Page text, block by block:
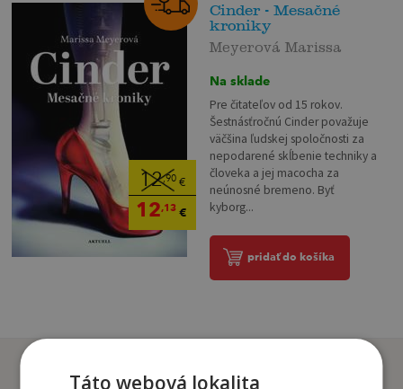
12,90 €
12,13 €
Cinder - Mesačné
kroniky
Meyerová Marissa
Na sklade
Pre čitateľov od 15 rokov.
Šestnásťročnú Cinder považuje
väčšina ľudskej spoločnosti za
nepodarené skĺbenie techniky a
človeka a jej macocha za
neúnosné bremeno. Byť
kyborg...
pridať do košíka
Táto webová lokalita